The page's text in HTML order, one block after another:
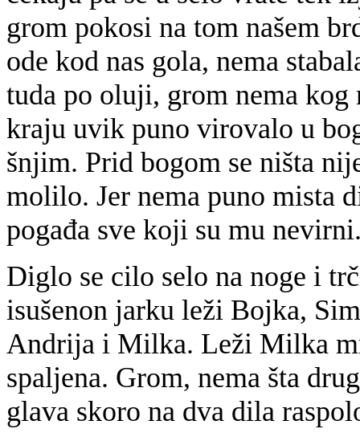
grom pokosi na tom našem
ode kod nas gola, nema
tuda po oluji, grom nema kog
kraju uvik puno virovalo u
šnjim. Prid bogom se ništa
molilo. Jer nema puno mista
pogađa sve koji su mu
Diglo se cilo selo na noge i
isušenon jarku leži Bojka,
Andrija i Milka. Leži Milka
spaljena. Grom, nema šta
glava skoro na dva dila